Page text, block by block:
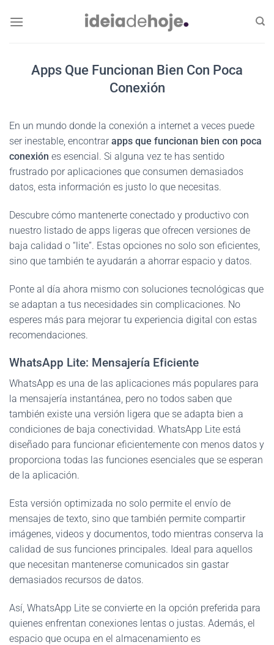
Apps Que Funcionan Bien Con Poca
Conexión
En un mundo donde la conexión a internet a veces puede
ser inestable, encontrarapps que funcionan bien con poca
conexión es esencial. Si alguna vez te has sentido
frustrado por aplicaciones que consumen demasiados
datos, esta información es justo lo que necesitas.
Descubre cómo mantenerte conectado y productivo con
nuestro listado de apps ligeras que ofrecen versiones de
baja calidad o “lite”. Estas opciones no solo son eficientes,
sino que también te ayudarán a ahorrar espacio y datos.
Ponte al día ahora mismo con soluciones tecnológicas que
se adaptan a tus necesidades sin complicaciones. No
esperes más para mejorar tu experiencia digital con estas
recomendaciones.
WhatsApp Lite: Mensajería Eficiente
WhatsApp es una de las aplicaciones más populares para
la mensajería instantánea, pero no todos saben que
también existe una versión ligera que se adapta bien a
condiciones de baja conectividad. WhatsApp Lite está
diseñado para funcionar eficientemente con menos datos y
proporciona todas las funciones esenciales que se esperan
de la aplicación.
Esta versión optimizada no solo permite el envío de
mensajes de texto, sino que también permite compartir
imágenes, videos y documentos, todo mientras conserva la
calidad de sus funciones principales. Ideal para aquellos
que necesitan mantenerse comunicados sin gastar
demasiados recursos de datos.
Así, WhatsApp Lite se convierte en la opción preferida para
quienes enfrentan conexiones lentas o justas. Además, el
espacio que ocupa en el almacenamiento es